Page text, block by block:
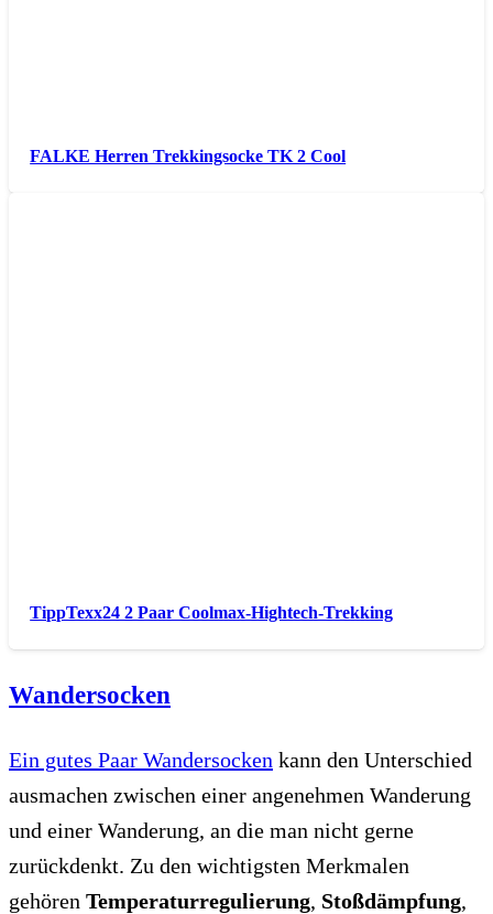
FALKE Herren Trekkingsocke TK 2 Cool
TippTexx24 2 Paar Coolmax-Hightech-Trekking
Wandersocken
Ein gutes Paar Wandersocken kann den Unterschied
ausmachen zwischen einer angenehmen Wanderung
und einer Wanderung, an die man nicht gerne
zurückdenkt. Zu den wichtigsten Merkmalen
gehören Temperaturregulierung, Stoßdämpfung,